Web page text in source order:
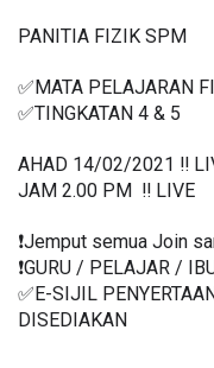
PANITIA FIZIK SPM
✅MATA PELAJARAN
✅TINGKATAN 4 & 5
AHAD 14/02/2021 ‼️
JAM 2.00 PM  ‼️ LIVE
❗️Jemput semua Join
❗️GURU / PELAJAR /
✅E-SIJIL
DISEDIAKAN